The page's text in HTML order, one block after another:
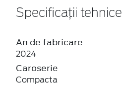
Specificații tehnice
An de fabricare
2024
Caroserie
Compacta